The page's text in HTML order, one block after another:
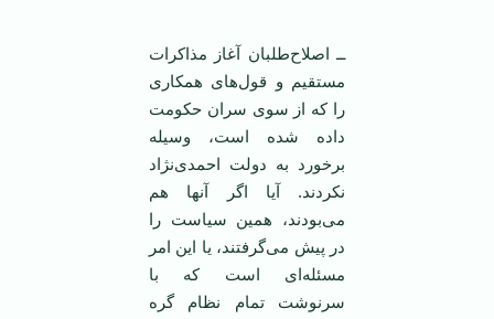
ــ اصلاح‌طلبان آغاز مذاکرات
مستقیم و قول‌های همکاری
را که از سوی سران حکومت
داده شده است، وسیله
برخورد به دولت احمدی‌نژاد
نکردند. آیا اگر آنها هم
می‌بودند، همین سیاست را
در پیش می‌گرفتند، یا این امر
مسئله‌ای است که با
سرنوشت تمام نظام گره